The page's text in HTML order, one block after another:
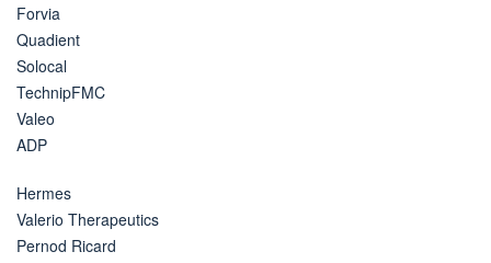
Forvia
Quadient
Solocal
TechnipFMC
Valeo
ADP
Hermes
Valerio Therapeutics
Pernod Ricard